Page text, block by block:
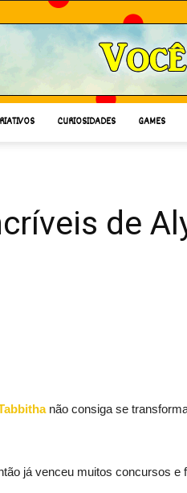
CURIOSIDADES GAMES
de
não consiga se
já venceu muitos concursos e